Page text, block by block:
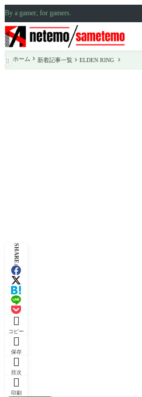
By a gamer, for gamers.
 ホーム 新着記事一覧 ELDEN RING
SHARE:

コピー

保存

目次

印刷